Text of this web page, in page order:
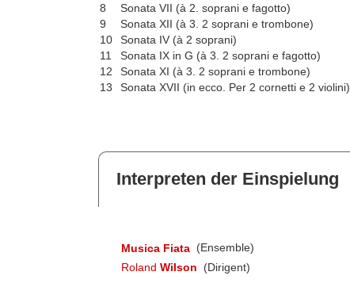
8
Sonata VII (à 2. soprani e fagotto)
9
Sonata XII (à 3. 2 soprani e trombone)
10
Sonata IV (à 2 soprani)
11
Sonata IX in G (à 3. 2 soprani e fagotto)
12
Sonata XI (à 3. 2 soprani e trombone)
13
Sonata XVII (in ecco. Per 2 cornetti e 2 violini)
Interpreten der Einspielung
Musica Fiata (Ensemble)
Roland Wilson (Dirigent)